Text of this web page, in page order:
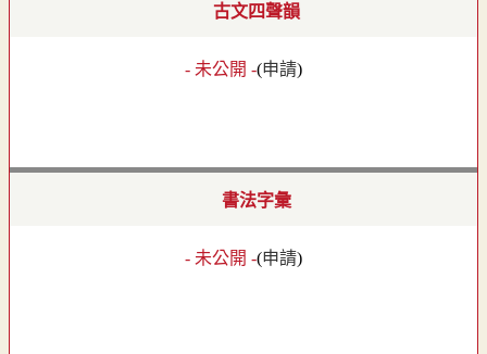
古文四聲韻
- 未公開 -(申請)
書法字彙
- 未公開 -(申請)